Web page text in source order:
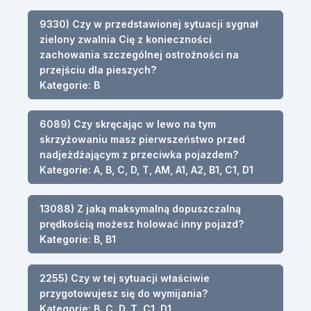
9330) Czy w przedstawionej sytuacji sygnał
zielony zwalnia Cię z konieczności
zachowania szczególnej ostrożności na
przejściu dla pieszych?
Kategorie: B
6089) Czy skręcając w lewo na tym
skrzyżowaniu masz pierwszeństwo przed
nadjeżdżającym z przeciwka pojazdem?
Kategorie: A, B, C, D, T, AM, A1, A2, B1, C1, D1
13088) Z jaką maksymalną dopuszczalną
prędkością możesz holować inny pojazd?
Kategorie: B, B1
2255) Czy w tej sytuacji właściwie
przygotowujesz się do wymijania?
Kategorie: B, C, D, T, C1, D1